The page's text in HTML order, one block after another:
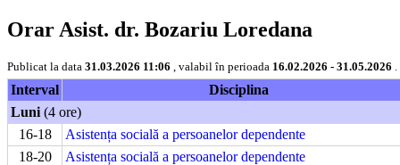
Orar Asist. dr. Bozariu Loredana
Publicat la data 31.03.2026 11:06 , valabil în perioada 16.02.2026 - 31.05.2026
Interval
Disciplina
Luni (4 ore)
16-18
Asistența socială a persoanelor dependente
18-20
Asistența socială a persoanelor dependente